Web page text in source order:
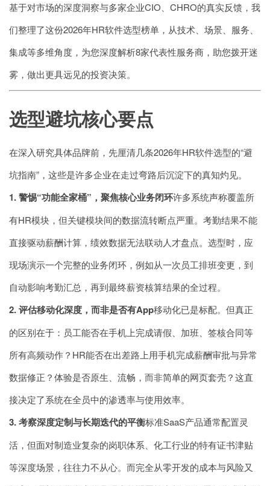
基于对市场的深度洞察与多家企业CIO、CHRO的真实反馈，我
们整理了这份2026年HR软件选型榜单，从技术、场景、服务、
集成等多维角度，为您深度解析8家代表性服务商，助您拨开迷
雾，做出更具远见的投资决策。
选型避坑核心要点
在深入研究具体品牌前，先厘清几条2026年HR软件选型的“避
坑指南”，这些是许多企业在走过弯路后沉淀下的真知灼见。
1. 警惕“功能全家桶”，聚焦核心业务闭环许多系统声称覆盖所
有HR模块，但关键模块间的数据流转断点严重。考勤结果不能
直接驱动薪酬计算，绩效数据无法联动人才盘点。选型时，应
现场演示一个完整的业务闭环，例如从一次员工排班变更，到
自动影响考勤汇总，再到最终薪资核算结果的全过程。
2. 评估移动化深度，而非是否有App移动化已是标配。但真正
的区别在于：员工能否在手机上完成请假、加班、签核合同等
所有高频动作？HR能否在出差路上用手机完成薪酬审批与异常
数据修正？体验是否原生、流畅，而非简单的网页套壳？这直
接决定了系统在全员中的渗透率与使用效率。
3. 考察深度定制与长期迭代的平衡标准SaaS产品通常配置灵
活，但面对制造业复杂的岗职体系、化工行业的特有证书津贴
等深度场景，往往力不从心。而完全从零开发的成本与风险又